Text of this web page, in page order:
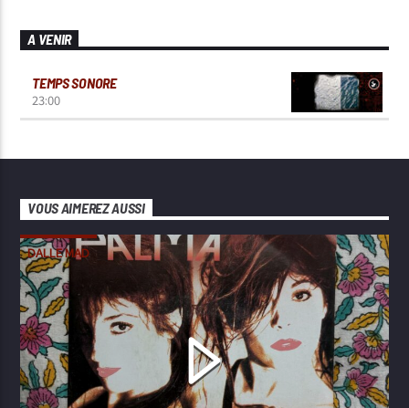
A VENIR
TEMPS SONORE
23:00
VOUS AIMEREZ AUSSI
DALLE MAD